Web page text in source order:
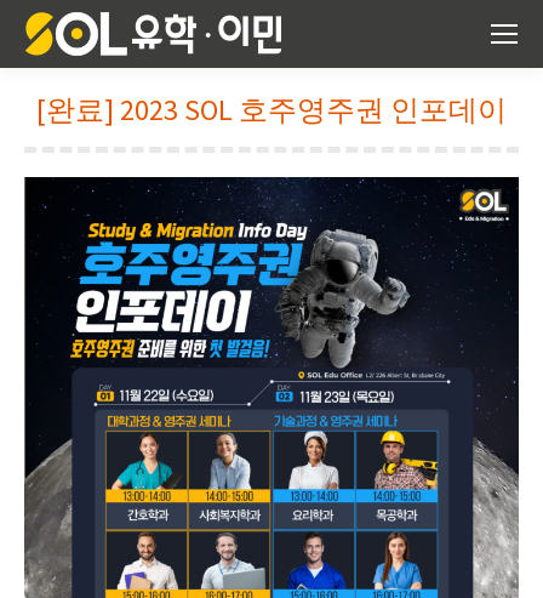
[완료] 2023 SOL 호주영주권 인포데이